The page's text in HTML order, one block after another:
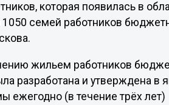
которая появилась в
1050 семей работников
жильем работников
разработана и утверждена в
ежегодно (в течение трёх лет)